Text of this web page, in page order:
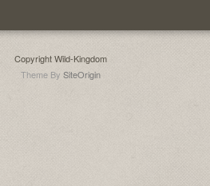
Copyright Wild-Kingdom
Theme By SiteOrigin